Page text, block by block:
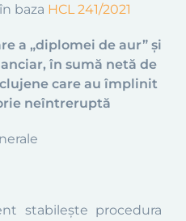
baza HCL 241/2021
a „diplomei de aur” și
în sumă netă de
care au împlinit
neîntreruptă
stabilește procedura